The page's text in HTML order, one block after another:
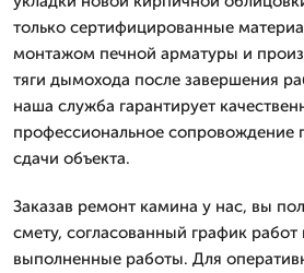
только сертифицированные
монтажом печной арматуры и
тяги дымохода после завершения
наша служба гарантирует
профессиональное сопровождение
сдачи объекта.
Заказав ремонт камина у нас, вы
смету, согласованный график работ
выполненные работы. Для